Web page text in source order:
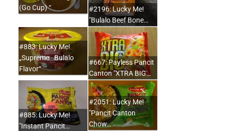
(Go Cup) “
#2196: Lucky Me!
"Bulalo Beef Bone…
#883: Lucky Me!
„Supreme - Bulalo
Flavor“
#667: Payless Pancit
Canton "XTRA BIG…
#885: Lucky Me!
"Instant Pancit…
#2051: Lucky Me!
"Pancit Canton
Chow…